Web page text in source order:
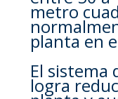
metro
planta en
El sistema
logra